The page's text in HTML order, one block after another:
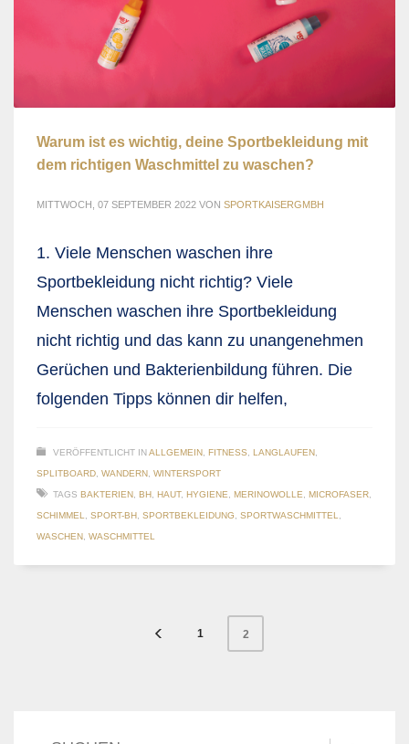
Warum ist es wichtig, deine Sportbekleidung mit
dem richtigen Waschmittel zu waschen?
MITTWOCH, 07 SEPTEMBER 2022 VON SPORTKAISERGMBH
1. Viele Menschen waschen ihre
Sportbekleidung nicht richtig? Viele
Menschen waschen ihre Sportbekleidung
nicht richtig und das kann zu unangenehmen
Gerüchen und Bakterienbildung führen. Die
folgenden Tipps können dir helfen,
VERÖFFENTLICHT INALLGEMEIN FITNESS LANGLAUFEN
SPLITBOARD WANDERN WINTERSPORT
TAGS BAKTERIEN BH HAUT, HYGIENE MERINOWOLLE MICROFASER
SCHIMMEL SPORT-BH SPORTBEKLEIDUNG SPORTWASCHMITTEL
WASCHEN WASCHMITTEL
1 2